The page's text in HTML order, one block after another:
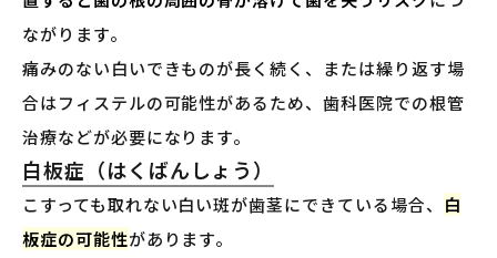
ながります。
痛みのない白いできものが長く続く、または繰り返す場
合はフィステルの可能性があるため、歯科医院での根管
治療などが必要になります。
白板症（はくばんしょう）
こすっても取れない白い斑が歯茎にできている場合、
白
板症の可能性があります。